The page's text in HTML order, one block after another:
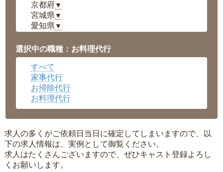
京都府▼
宮城県 ▼
愛知県 ▼
岡山県▼
広島県▼
沖縄県
選択中の職種：お料理代行
すべて
家事代行
お掃除代行
お料理代行
求人の多くがご依頼日当日に確定してしまいますので、以
下の求人情報は、実例として御覧ください。
求人はたくさんございますので、ぜひキャスト登録よろし
くお願いします。